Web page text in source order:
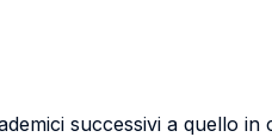
successivi a quello